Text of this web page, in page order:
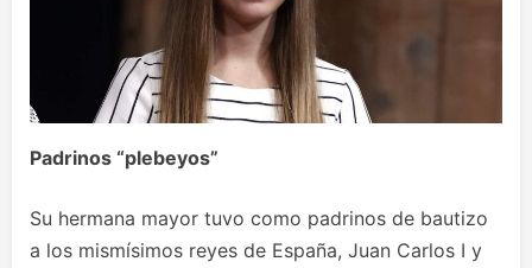
Padrinos “plebeyos”
Su hermana mayor tuvo como padrinos de bautizo
a los mismísimos reyes de España, Juan Carlos I y